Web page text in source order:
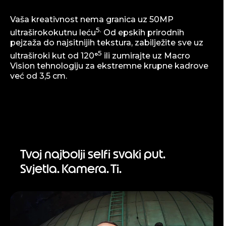
Vaša kreativnost nema granica uz 50MP
ultraširokokutnu leću5. Od epskih prirodnih
pejzaža do najsitnijih tekstura, zabilježite sve uz
ultraširoki kut od 120°5 ili zumirajte uz Macro
Vision tehnologiju za ekstremne krupne kadrove
već od 3,5 cm.
Tvoj najbolji selfi svaki put.
Svjetla. Kamera. Ti.